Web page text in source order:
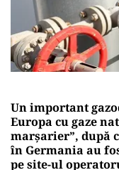
Un important
Europa cu gaze
marșarier”, după
în Germania au
pe site-ul